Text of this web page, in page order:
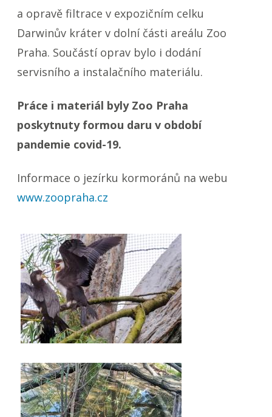
a opravě filtrace v expozičním celku
Darwinův kráter v dolní části areálu Zoo
Praha. Součástí oprav bylo i dodání
servisního a instalačního materiálu.
Práce i materiál byly Zoo Praha
poskytnuty formou daru v období
pandemie covid-19.
Informace o jezírku kormoránů na webu
www.zoopraha.cz